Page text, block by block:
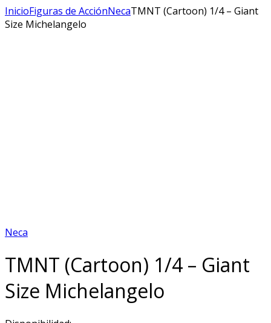
InicioFiguras de AcciónNecaTMNT (Cartoon) 1/4 – Giant
Size Michelangelo
Neca
TMNT (Cartoon) 1/4 – Giant
Size Michelangelo